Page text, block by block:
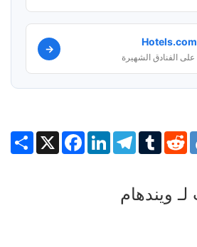
→
Share X
FacebookLinkedInTelegramTumblrReddit
ويندهام